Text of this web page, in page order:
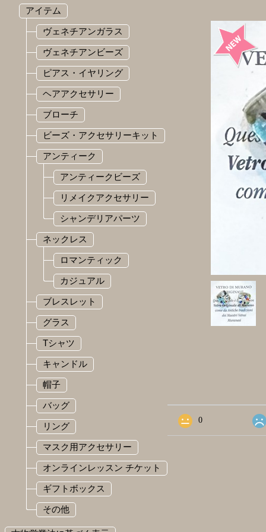
アイテム
ヴェネチアンガラス
ヴェネチアンビーズ
ピアス・イヤリング
ヘアアクセサリー
ブローチ
ビーズ・アクセサリーキット
アンティーク
アンティークビーズ
リメイクアクセサリー
シャンデリアパーツ
ネックレス
ロマンティック
カジュアル
ブレスレット
グラス
Tシャツ
キャンドル
帽子
バッグ
リング
マスク用アクセサリー
オンラインレッスン チケット
ギフトボックス
その他
ショップの評価
すべて 0